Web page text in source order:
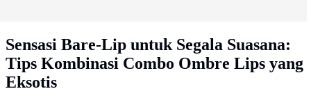
Sensasi Bare-Lip untuk Segala Suasana:
Tips Kombinasi Combo Ombre Lips yang
Eksotis